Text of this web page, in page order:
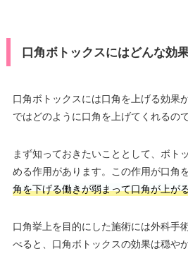
口角ボトックスにはどんな効
口角ボトックスには口角を上げる効果
ではどのように口角を上げてくれるの
まず知っておきたいこととして、ボト
める作用があります。この作用が口角
角を下げる働きが弱まって口角が上が
口角挙上を目的にした施術には外科手
べると、口角ボトックスの効果は穏や